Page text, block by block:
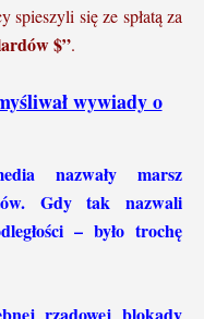
spieszyli się ze spłatą za
$”.
wywiady o
nazwały marsz
Gdy tak nazwali
– było trochę
rządowej blokady